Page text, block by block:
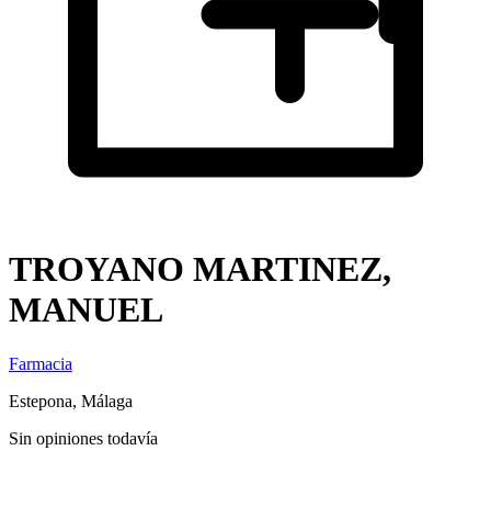
TROYANO MARTINEZ,
MANUEL
Farmacia
Estepona, Málaga
Sin opiniones todavía